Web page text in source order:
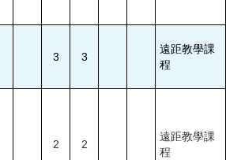
3 3
遠距教學課
程
2 2
遠距教學課
程